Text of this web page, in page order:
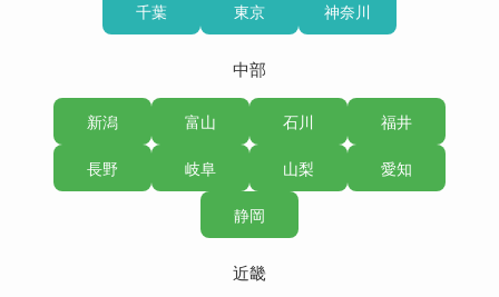
千葉 東京 神奈川
中部
新潟 富山 石川 福井
長野 岐阜 山梨 愛知
静岡
近畿